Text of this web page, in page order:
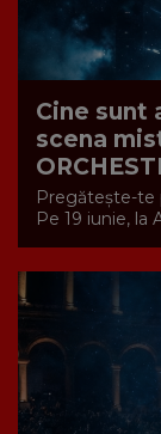
Cine sunt
scena
Pregătește-te
Pe 19 iunie, la